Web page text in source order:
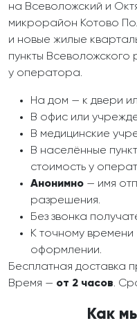
на Всеволожский и
микрорайон Котово
и новые жилые
пункты Всеволожского
у оператора.
На дом — к двери
В офис или
В медицинские
В населённые
стоимость у
Анонимно — имя
разрешения.
Без звонка
К точному
оформлении.
Бесплатная доставка
Время — от 2 часов.
Как